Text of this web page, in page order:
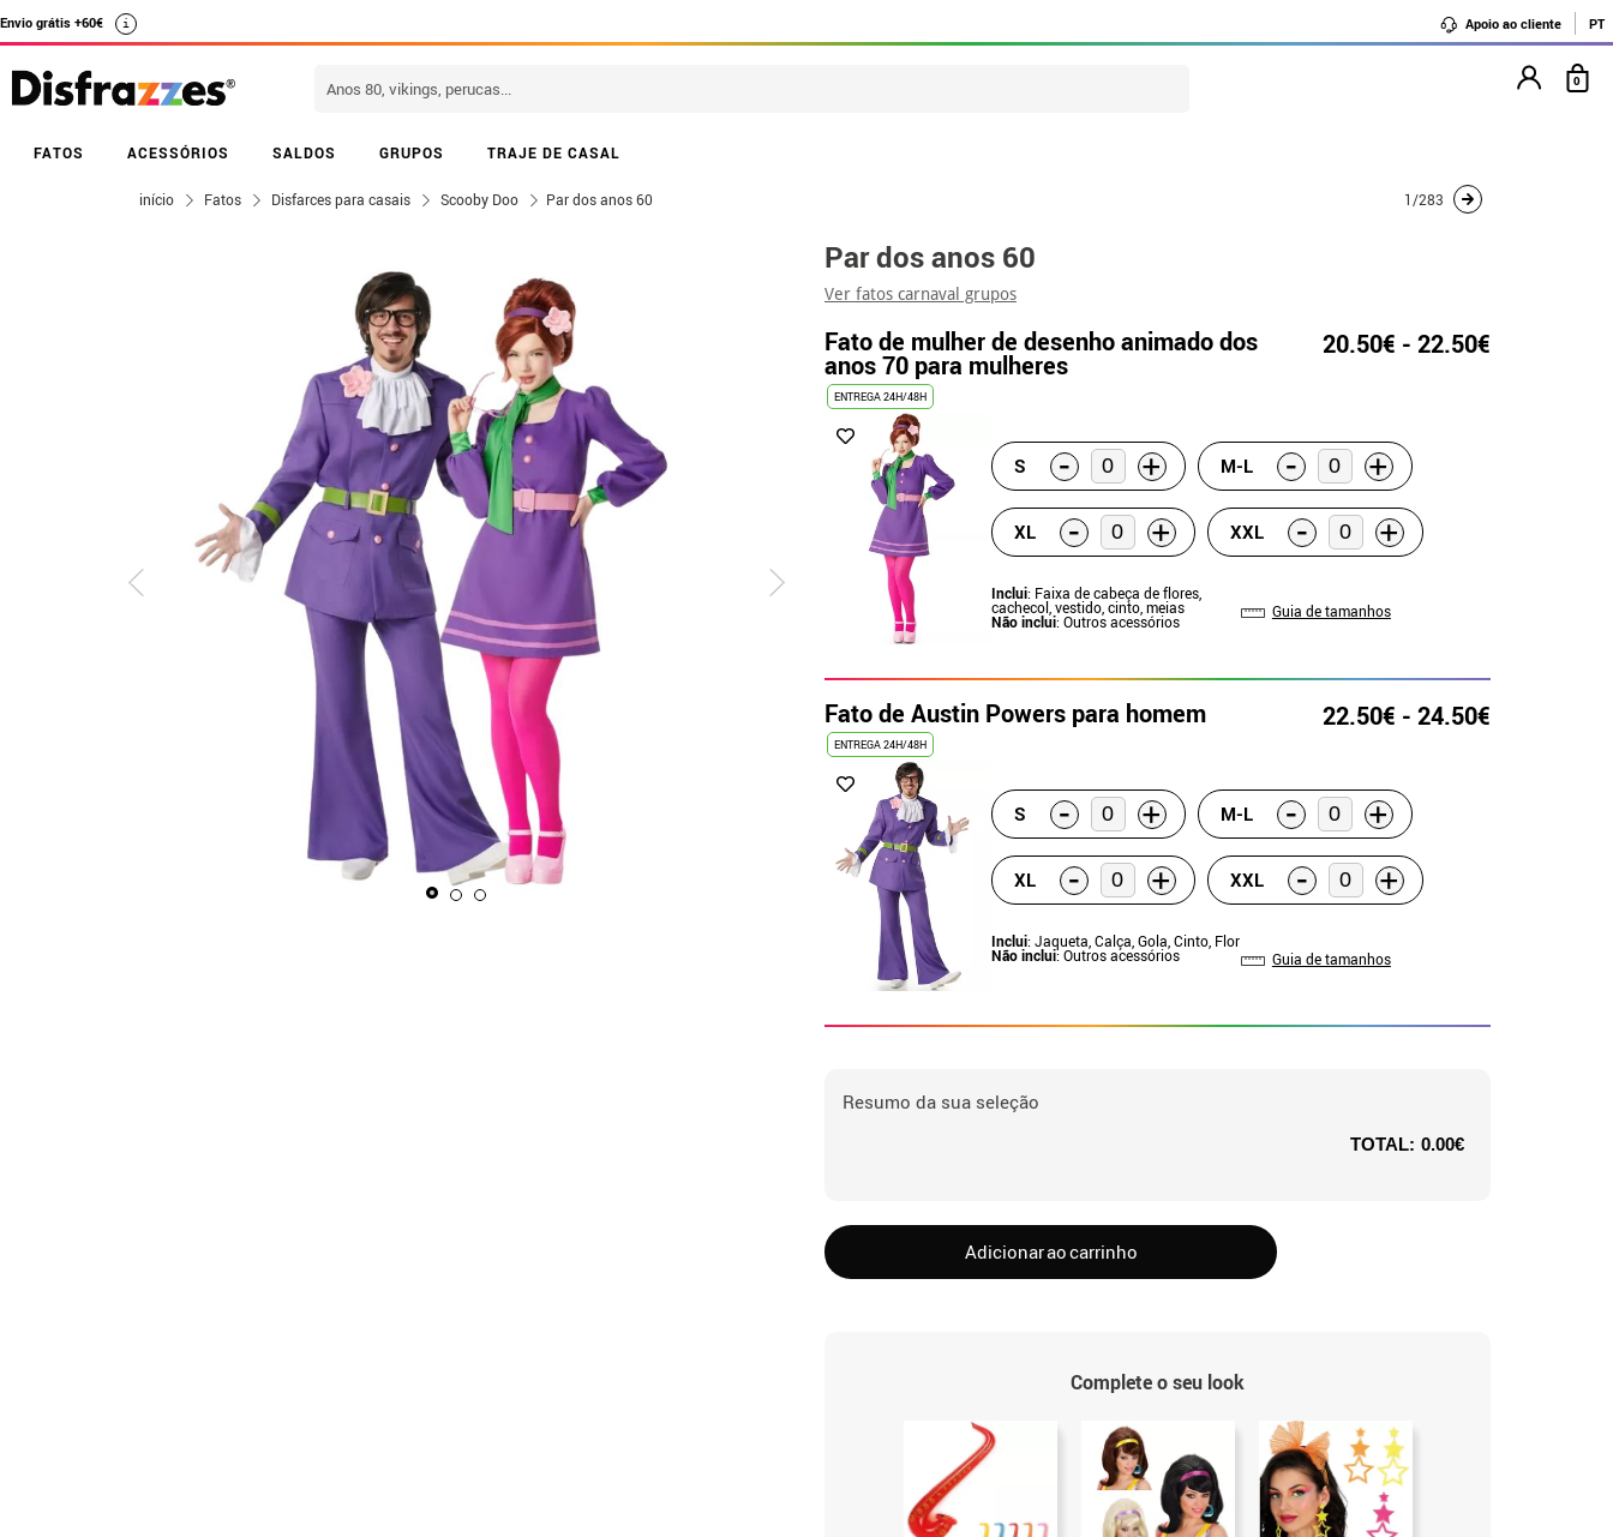
Envio grátis +60€ i Apoio ao cliente PT
FATOS ACESSÓRIOS SALDOS GRUPOS TRAJE DE CASAL
0
início Fatos Disfarces para casais Scooby Doo Par dos anos 60 1/283
Par dos anos 60
Ver fatos carnaval grupos
Fato de mulher de desenho animado dos
anos 70 para mulheres
20.50€ - 22.50€
ENTREGA 24H/48H
S - + M-L - +
XL - + XXL - +
Inclui: Faixa de cabeça de flores,
cachecol, vestido, cinto, meias
Não inclui: Outros acessórios
Guia de tamanhos
Fato de Austin Powers para homem 22.50€ - 24.50€
ENTREGA 24H/48H
S - + M-L - +
XL - + XXL - +
Inclui: Jaqueta, Calça, Gola, Cinto, Flor
Não inclui: Outros acessórios Guia de tamanhos
Resumo da sua seleção
TOTAL: 0.00€
Adicionar ao carrinho
Complete o seu look